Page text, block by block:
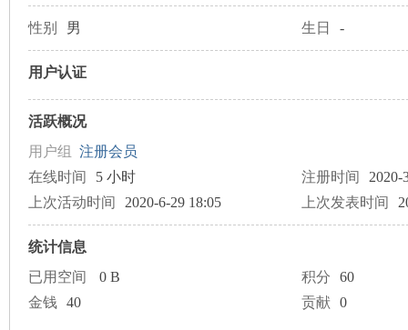
性别 男 生日 -
用户认证
活跃概况
用户组 注册会员
在线时间
5 小时 注册时间
2020-
上次活动时间
2020-6-29 18:05 上次发表时间
统计信息
已用空间
0 B 积分
60
金钱
40 贡献 0